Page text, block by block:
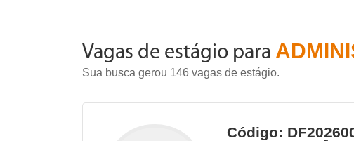
Vagas de estágio para
Sua busca gerou 146 vagas de estágio.
Código: